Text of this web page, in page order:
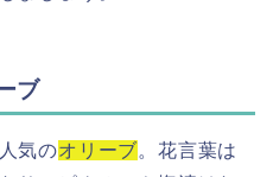
ブ
気のオリーブ。花言葉は